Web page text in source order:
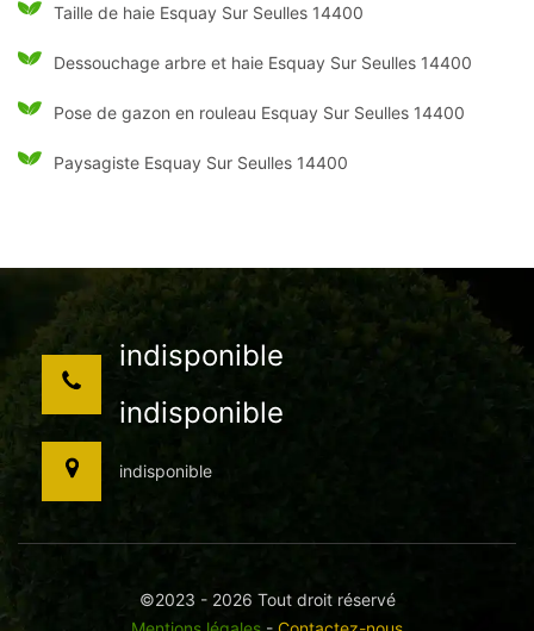
Taille de haie Esquay Sur Seulles 14400
Dessouchage arbre et haie Esquay Sur Seulles 14400
Pose de gazon en rouleau Esquay Sur Seulles 14400
Paysagiste Esquay Sur Seulles 14400
indisponible
indisponible
indisponible
©2023 - 2026 Tout droit réservé